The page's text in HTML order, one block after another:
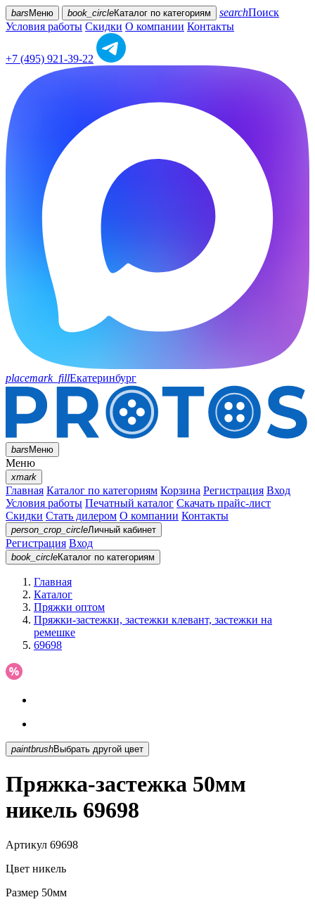
bars Меню book_circleКаталог по категориям searchПоиск
Условия работы Скидки О компании Контакты
+7 (495) 921-39-22
placemark_fillЕкатеринбург
barsМеню
Меню
xmark
Главная Каталог по категориям Корзина Регистрация Вход
Условия работы Печатный каталог Скачать прайс-лист
Скидки Стать дилером О компании Контакты
person_crop_circleЛичный кабинет
Регистрация Вход
book_circleКаталог по категориям
Главная
Каталог
Пряжки оптом
Пряжки-застежки, застежки клевант, застежки на
ремешке
69698
paintbrush Выбрать другой цвет
Пряжка-застежка 50мм
никель 69698
Артикул 69698
Цвет никель
Размер 50мм